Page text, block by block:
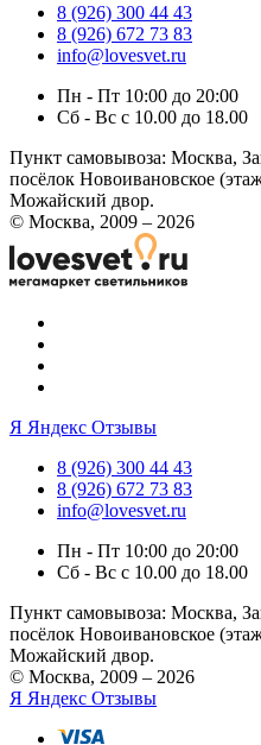
8 (926) 300 44 43
8 (926) 672 73 83
info@lovesvet.ru
Пн - Пт 10:00 до 20:00
Сб - Вс с 10.00 до 18.00
Пункт самовывоза: Москва,
посёлок Новоивановское
Можайский двор.
© Москва, 2009 – 2026
Я Яндекс Отзывы
8 (926) 300 44 43
8 (926) 672 73 83
info@lovesvet.ru
Пн - Пт 10:00 до 20:00
Сб - Вс с 10.00 до 18.00
Пункт самовывоза: Москва,
посёлок Новоивановское
Можайский двор.
© Москва, 2009 – 2026
Я Яндекс Отзывы